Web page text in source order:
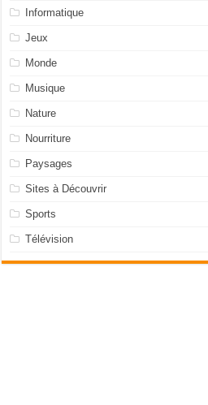
Informatique
Jeux
Monde
Musique
Nature
Nourriture
Paysages
Sites à Découvrir
Sports
Télévision